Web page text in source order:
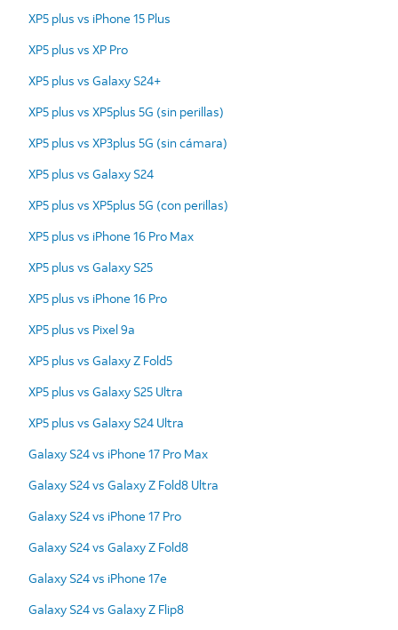
XP5 plus vs iPhone 15 Plus
XP5 plus vs XP Pro
XP5 plus vs Galaxy S24+
XP5 plus vs XP5plus 5G (sin perillas)
XP5 plus vs XP3plus 5G (sin cámara)
XP5 plus vs Galaxy S24
XP5 plus vs XP5plus 5G (con perillas)
XP5 plus vs iPhone 16 Pro Max
XP5 plus vs Galaxy S25
XP5 plus vs iPhone 16 Pro
XP5 plus vs Pixel 9a
XP5 plus vs Galaxy Z Fold5
XP5 plus vs Galaxy S25 Ultra
XP5 plus vs Galaxy S24 Ultra
Galaxy S24 vs iPhone 17 Pro Max
Galaxy S24 vs Galaxy Z Fold8 Ultra
Galaxy S24 vs iPhone 17 Pro
Galaxy S24 vs Galaxy Z Fold8
Galaxy S24 vs iPhone 17e
Galaxy S24 vs Galaxy Z Flip8